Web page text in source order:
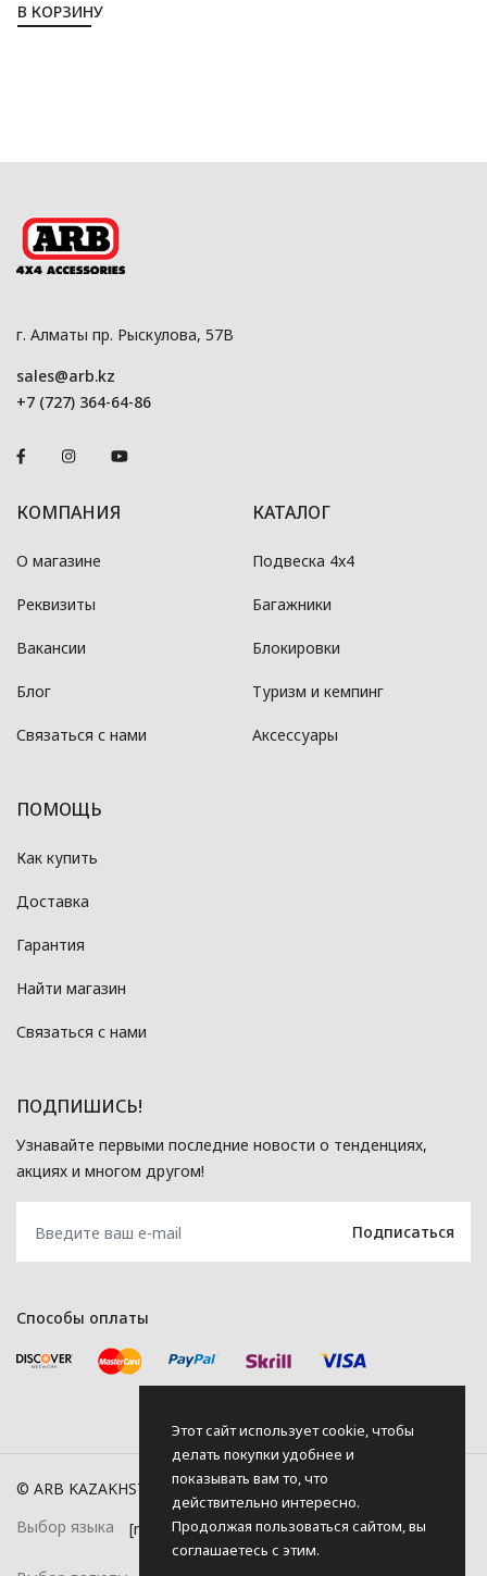
В КОРЗИНУ
г. Алматы пр. Рыскулова, 57В
sales@arb.kz
+7 (727) 364-64-86
КОМПАНИЯ
О магазине
Реквизиты
Вакансии
Блог
Связаться с нами
КАТАЛОГ
Подвеска 4x4
Багажники
Блокировки
Туризм и кемпинг
Аксессуары
ПОМОЩЬ
Как купить
Доставка
Гарантия
Найти магазин
Связаться с нами
ПОДПИШИСЬ!
Узнавайте первыми последние новости о тенденциях,
акциях и многом другом!
Способы оплаты
© ARB KAZAKHSTAN, 2026
Выбор языка
Этот сайт использует cookie, чтобы
делать покупки удобнее и
показывать вам то, что
действительно интересно.
Продолжая пользоваться сайтом, вы
соглашаетесь с этим.